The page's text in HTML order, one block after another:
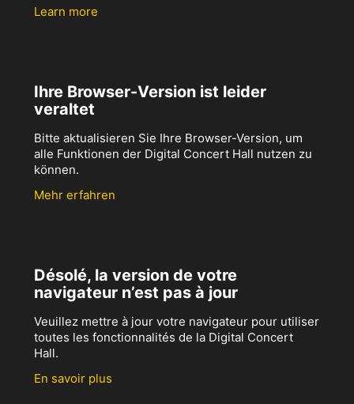
Learn more
Ihre Browser-Version ist leider
veraltet
Bitte aktualisieren Sie Ihre Browser-Version, um
alle Funktionen der Digital Concert Hall nutzen zu
können.
Mehr erfahren
Désolé, la version de votre
navigateur n’est pas à jour
Veuillez mettre à jour votre navigateur pour utiliser
toutes les fonctionnalités de la Digital Concert
Hall.
En savoir plus